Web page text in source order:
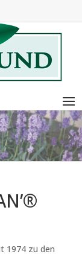
1974 zu den